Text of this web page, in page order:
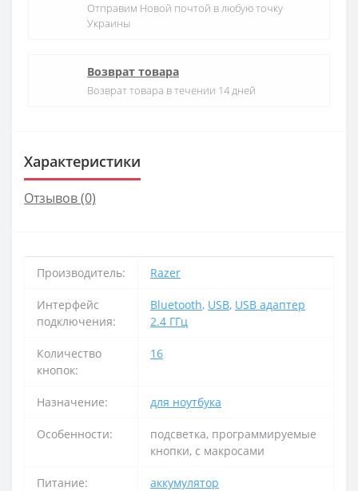
Отправим Новой почтой в любую точку
Украины
Возврат товара
Возврат товара в течении 14 дней
Характеристики
Отзывов (0)
Производитель: Razer
Интерфейс
подключения:
Bluetooth, USB, USB адаптер
2.4 ГГц
Количество
кнопок:
16
Назначение: для ноутбука
Особенности:
подсветка, программируемые
кнопки, с макросами
Питание: аккумулятор